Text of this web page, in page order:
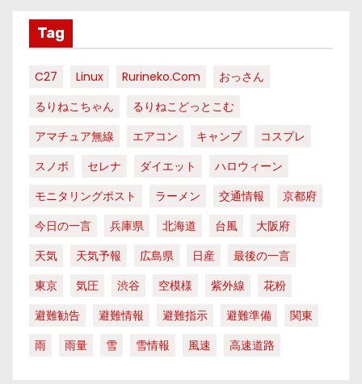
Tag
C27 Linux Rurineko.com
おっさん
るりねこちゃん
るりねこどっとこむ
アマチュア無線
エアコン キャンプ
コスプレ
スノボ
セレナ ダイエット
ハロウィーン
モニタリングポスト
ラーメン 交通情報
京都府
今日の一言
兵庫県 北海道 台風
大阪府
天気
天気予報 広島県 日産
最後の一言
東京
気圧 渋谷 空模様 紫外線
花粉
避難勧告
避難情報 避難指示 避難準備
関東
雨
雨量 雪 雪情報 風速 高速道路